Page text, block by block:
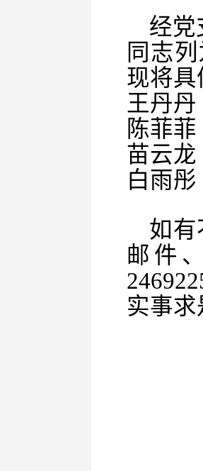
经党
同志
现将
王丹丹
陈菲菲
苗云龙
白雨彤
如
邮件
实事